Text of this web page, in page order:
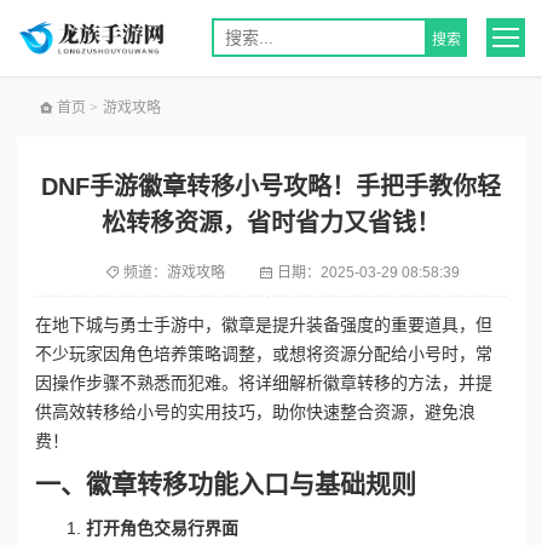
首页 > 游戏攻略
DNF手游徽章转移小号攻略！手把手教你轻
松转移资源，省时省力又省钱！
频道： 游戏攻略 日期： 2025-03-29 08:58:39
在地下城与勇士手游中，徽章是提升装备强度的重要道具，但
不少玩家因角色培养策略调整，或想将资源分配给小号时，常
因操作步骤不熟悉而犯难。将详细解析徽章转移的方法，并提
供高效转移给小号的实用技巧，助你快速整合资源，避免浪
费！
一、徽章转移功能入口与基础规则
打开角色交易行界面